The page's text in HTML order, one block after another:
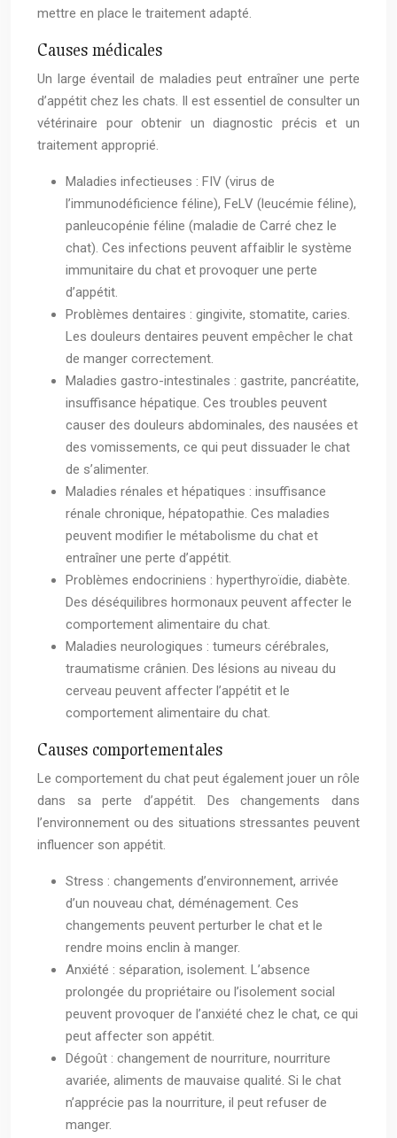
mettre en place le traitement adapté.
Causes médicales
Un large éventail de maladies peut entraîner une perte
d’appétit chez les chats. Il est essentiel de consulter un
vétérinaire pour obtenir un diagnostic précis et un
traitement approprié.
Maladies infectieuses : FIV (virus de
l’immunodéficience féline), FeLV (leucémie féline),
panleucopénie féline (maladie de Carré chez le
chat). Ces infections peuvent affaiblir le système
immunitaire du chat et provoquer une perte
d’appétit.
Problèmes dentaires : gingivite, stomatite, caries.
Les douleurs dentaires peuvent empêcher le chat
de manger correctement.
Maladies gastro-intestinales : gastrite, pancréatite,
insuffisance hépatique. Ces troubles peuvent
causer des douleurs abdominales, des nausées et
des vomissements, ce qui peut dissuader le chat
de s’alimenter.
Maladies rénales et hépatiques : insuffisance
rénale chronique, hépatopathie. Ces maladies
peuvent modifier le métabolisme du chat et
entraîner une perte d’appétit.
Problèmes endocriniens : hyperthyroïdie, diabète.
Des déséquilibres hormonaux peuvent affecter le
comportement alimentaire du chat.
Maladies neurologiques : tumeurs cérébrales,
traumatisme crânien. Des lésions au niveau du
cerveau peuvent affecter l’appétit et le
comportement alimentaire du chat.
Causes comportementales
Le comportement du chat peut également jouer un rôle
dans sa perte d’appétit. Des changements dans
l’environnement ou des situations stressantes peuvent
influencer son appétit.
Stress : changements d’environnement, arrivée
d’un nouveau chat, déménagement. Ces
changements peuvent perturber le chat et le
rendre moins enclin à manger.
Anxiété : séparation, isolement. L’absence
prolongée du propriétaire ou l’isolement social
peuvent provoquer de l’anxiété chez le chat, ce qui
peut affecter son appétit.
Dégoût : changement de nourriture, nourriture
avariée, aliments de mauvaise qualité. Si le chat
n’apprécie pas la nourriture, il peut refuser de
manger.